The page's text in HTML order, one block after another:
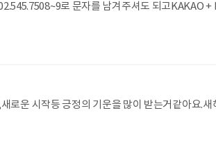
로 문자를 남겨주셔도 되고
운 시작등 긍정의 기운을 많이 받는거같아요.